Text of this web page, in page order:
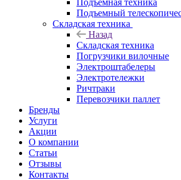
Подъемная техника
Подъемный
Складская техника
Назад
Складская техника
Погрузчики вилочные
Электроштабелеры
Электротележки
Ричтраки
Перевозчики паллет
Бренды
Услуги
Акции
О компании
Статьи
Отзывы
Контакты